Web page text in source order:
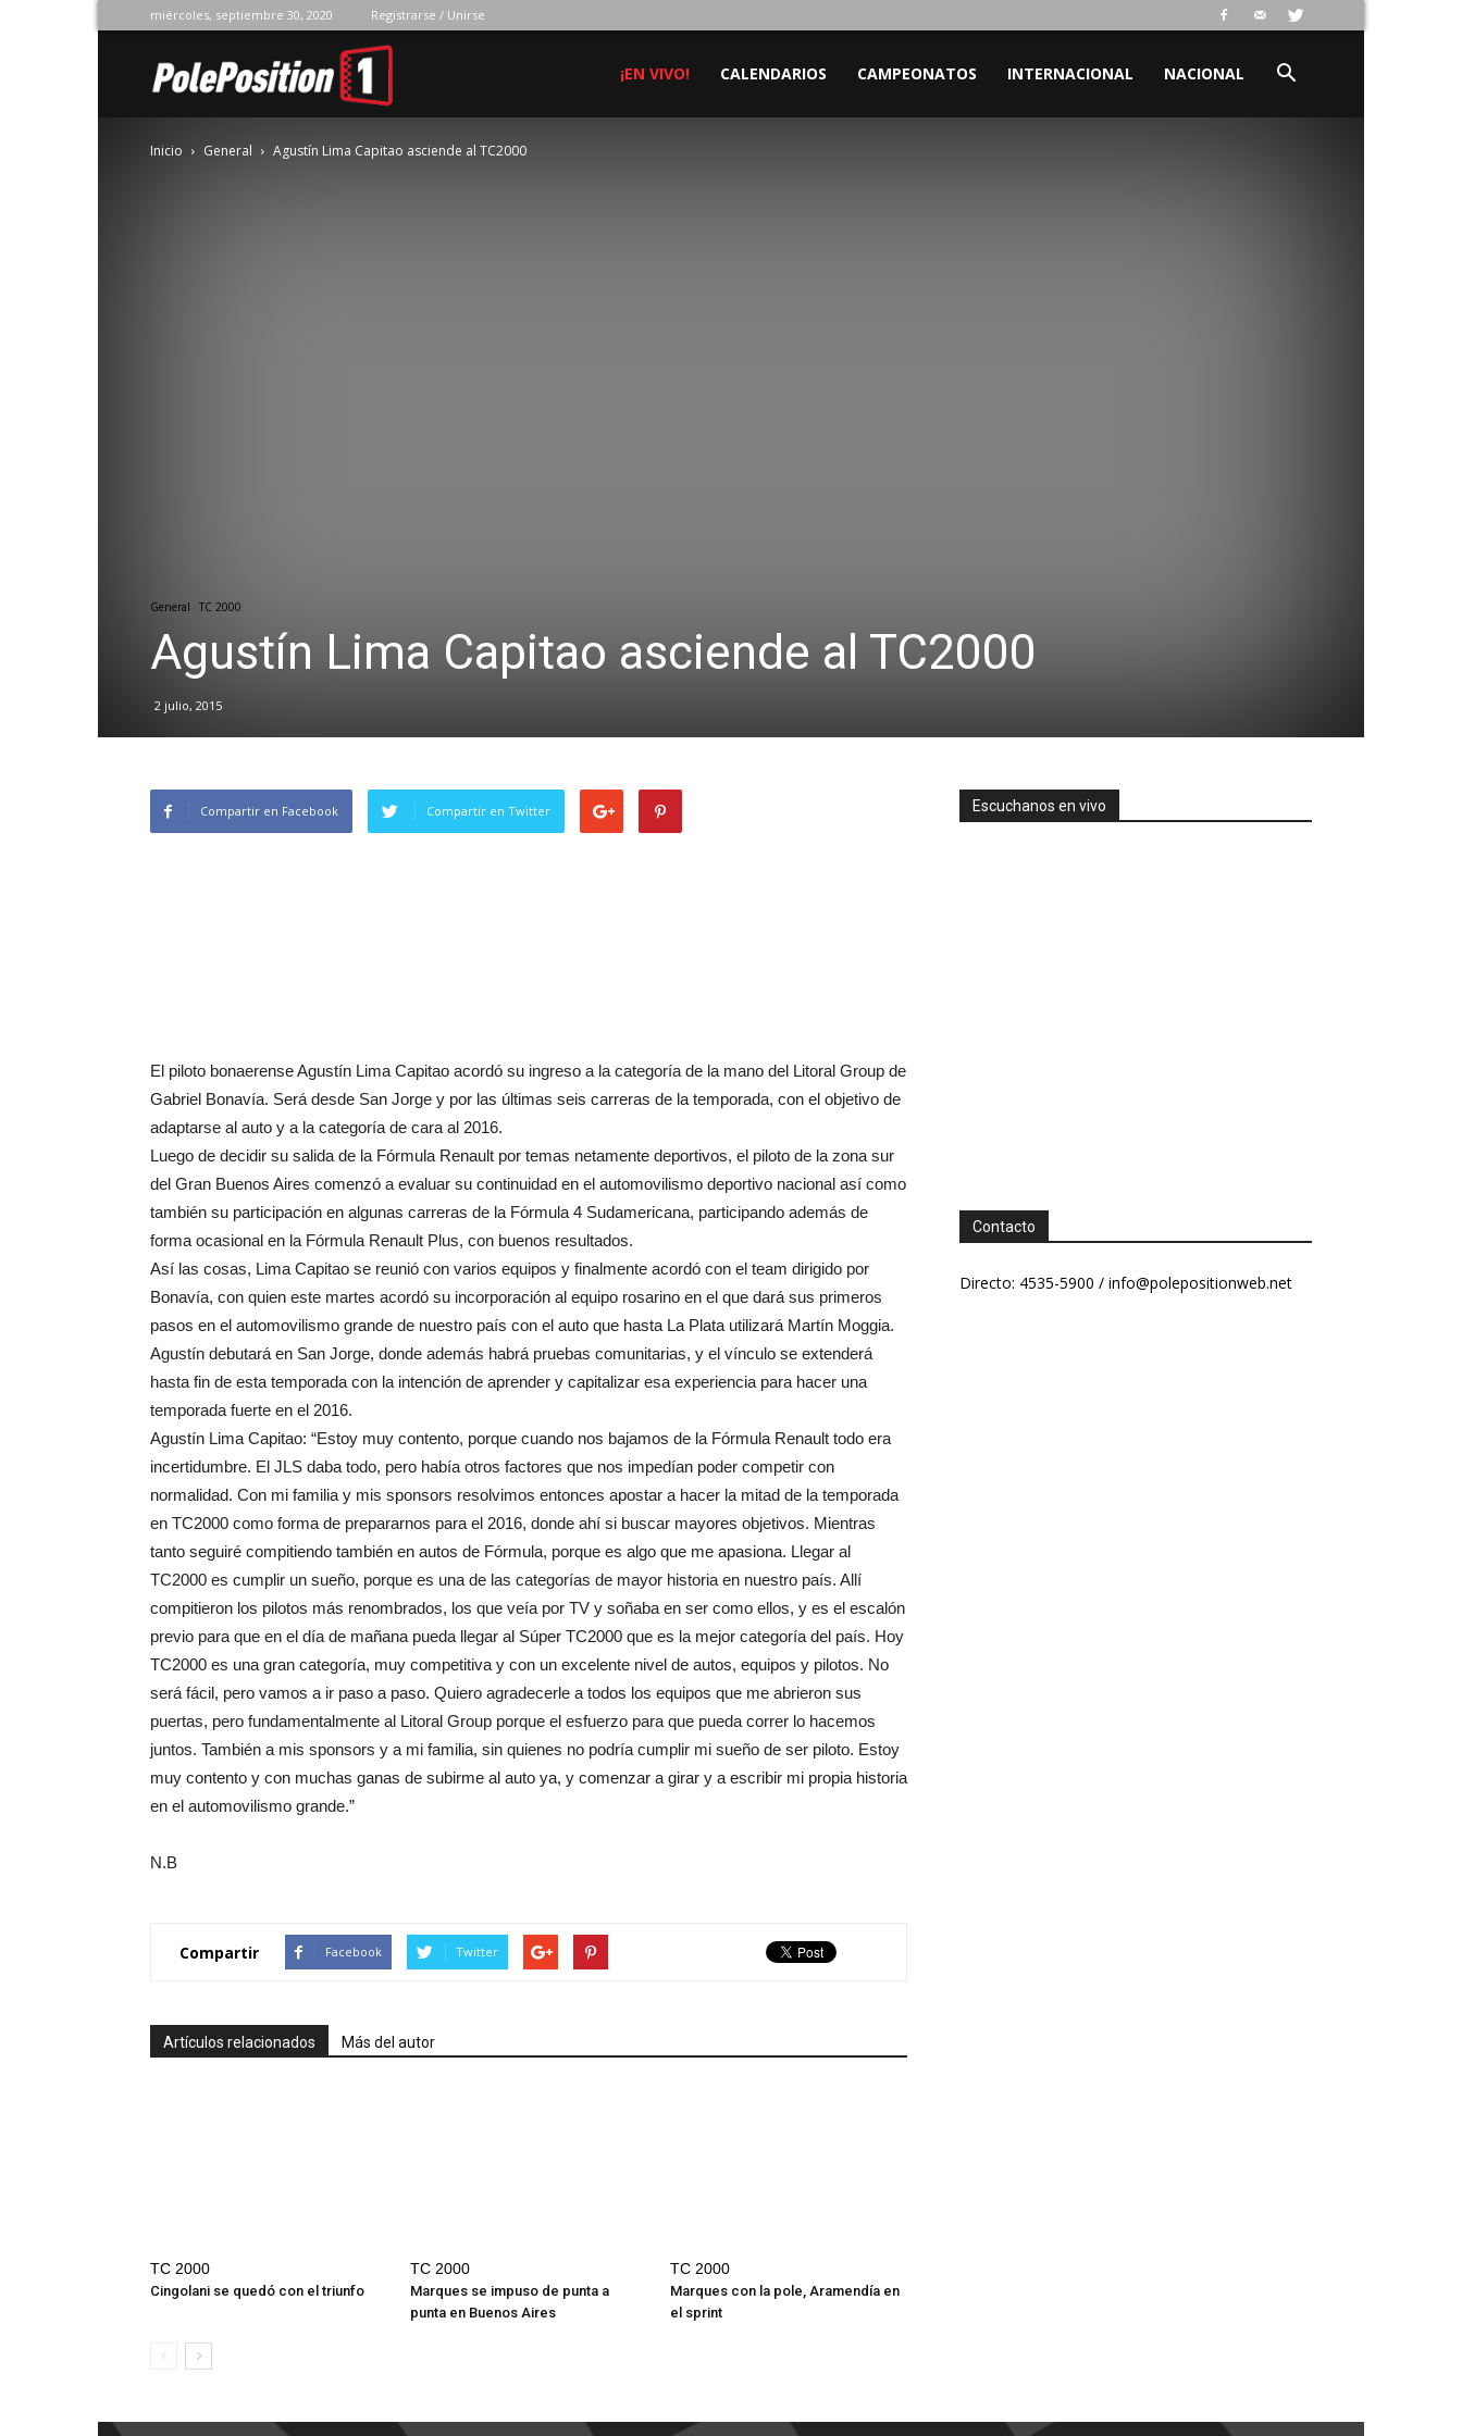
miércoles, septiembre 30, 2020 Registrarse / Unirse
Position
¡EN VIVO! CALENDARIOS CAMPEONATOS INTERNACIONAL NACIONAL
Inicio General Agustín Lima Capitao asciende al TC2000
General TC 2000
Agustín Lima Capitao asciende al TC2000
2 julio, 2015
Compartir en Facebook Compartir en Twitter
El piloto bonaerense Agustín Lima Capitao acordó su ingreso a la categoría de la mano del Litoral Group de
Gabriel Bonavía. Será desde San Jorge y por las últimas seis carreras de la temporada, con el objetivo de
adaptarse al auto y a la categoría de cara al 2016.
Luego de decidir su salida de la Fórmula Renault por temas netamente deportivos, el piloto de la zona sur
del Gran Buenos Aires comenzó a evaluar su continuidad en el automovilismo deportivo nacional así como
también su participación en algunas carreras de la Fórmula 4 Sudamericana, participando además de
forma ocasional en la Fórmula Renault Plus, con buenos resultados.
Así las cosas, Lima Capitao se reunió con varios equipos y finalmente acordó con el team dirigido por
Bonavía, con quien este martes acordó su incorporación al equipo rosarino en el que dará sus primeros
pasos en el automovilismo grande de nuestro país con el auto que hasta La Plata utilizará Martín Moggia.
Agustín debutará en San Jorge, donde además habrá pruebas comunitarias, y el vínculo se extenderá
hasta fin de esta temporada con la intención de aprender y capitalizar esa experiencia para hacer una
temporada fuerte en el 2016.
Agustín Lima Capitao: “Estoy muy contento, porque cuando nos bajamos de la Fórmula Renault todo era
incertidumbre. El JLS daba todo, pero había otros factores que nos impedían poder competir con
normalidad. Con mi familia y mis sponsors resolvimos entonces apostar a hacer la mitad de la temporada
en TC2000 como forma de prepararnos para el 2016, donde ahí si buscar mayores objetivos. Mientras
tanto seguiré compitiendo también en autos de Fórmula, porque es algo que me apasiona. Llegar al
TC2000 es cumplir un sueño, porque es una de las categorías de mayor historia en nuestro país. Allí
compitieron los pilotos más renombrados, los que veía por TV y soñaba en ser como ellos, y es el escalón
previo para que en el día de mañana pueda llegar al Súper TC2000 que es la mejor categoría del país. Hoy
TC2000 es una gran categoría, muy competitiva y con un excelente nivel de autos, equipos y pilotos. No
será fácil, pero vamos a ir paso a paso. Quiero agradecerle a todos los equipos que me abrieron sus
puertas, pero fundamentalmente al Litoral Group porque el esfuerzo para que pueda correr lo hacemos
juntos. También a mis sponsors y a mi familia, sin quienes no podría cumplir mi sueño de ser piloto. Estoy
muy contento y con muchas ganas de subirme al auto ya, y comenzar a girar y a escribir mi propia historia
en el automovilismo grande.”
N.B
Compartir Facebook Twitter
Artículos relacionados Más del autor
TC 2000
Cingolani se quedó con el triunfo
TC 2000
Marques se impuso de punta a
punta en Buenos Aires
TC 2000
Marques con la pole, Aramendía en
el sprint
Escuchanos en vivo
Contacto
Directo: 4535-5900 / info@polepositionweb.net